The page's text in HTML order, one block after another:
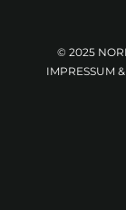
© 2025
IMPRESSUM